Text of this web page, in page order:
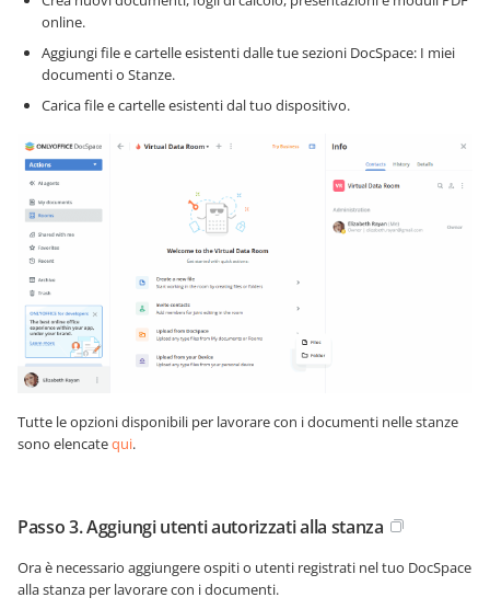
online.
Aggiungi file e cartelle esistenti dalle tue sezioni DocSpace: I miei
documenti o Stanze.
Carica file e cartelle esistenti dal tuo dispositivo.
Tutte le opzioni disponibili per lavorare con i documenti nelle stanze
sono elencatequi.
Passo 3. Aggiungi utenti autorizzati alla stanza
Ora è necessario aggiungere ospiti o utenti registrati nel tuo DocSpace
alla stanza per lavorare con i documenti.